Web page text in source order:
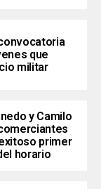
que
militar
y Camilo
primer
horario